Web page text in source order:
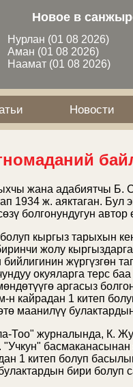
Новое в
Нурлан (01 08 2026)
Аман (01 08 2026)
Наамат (01 08 2026)
Новости
жана адабиятчы Б.
1934 ж. аяктаган. Бул
болгонундугун автор
кыргыз тарыхын
жолу
жүргүзгөн
окуяларга терс
аргасыз
кайрадан 1 китеп
маанилүү
Тоо" журналында, К.
1 китеп болуп
бири болуп